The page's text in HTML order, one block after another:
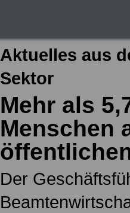
Aktuelles aus
Sektor
Mehr als
Menschen
Der